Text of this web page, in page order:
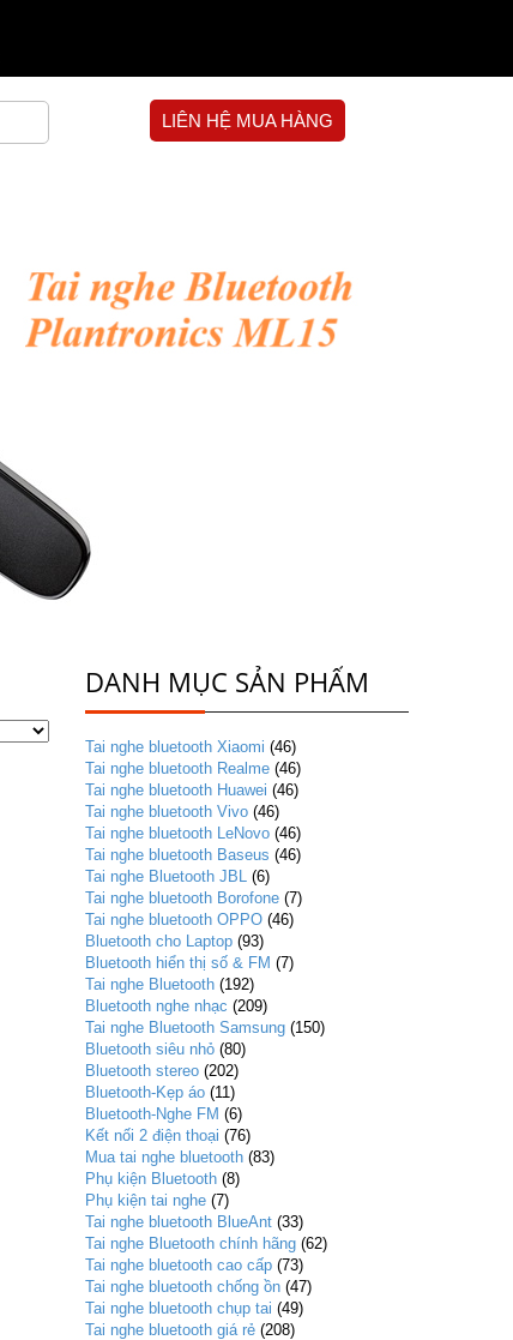
LIÊN HỆ MUA HÀNG
DANH MỤC SẢN PHẨM
Tai nghe bluetooth Xiaomi (46)
Tai nghe bluetooth Realme (46)
Tai nghe bluetooth Huawei (46)
Tai nghe bluetooth Vivo (46)
Tai nghe bluetooth LeNovo (46)
Tai nghe bluetooth Baseus (46)
Tai nghe Bluetooth JBL (6)
Tai nghe bluetooth Borofone (7)
Tai nghe bluetooth OPPO (46)
Bluetooth cho Laptop (93)
Bluetooth hiển thị số & FM (7)
Tai nghe Bluetooth (192)
Bluetooth nghe nhạc (209)
Tai nghe Bluetooth Samsung (150)
Bluetooth siêu nhỏ (80)
Bluetooth stereo (202)
Bluetooth-Kẹp áo (11)
Bluetooth-Nghe FM (6)
Kết nối 2 điện thoại (76)
Mua tai nghe bluetooth (83)
Phụ kiện Bluetooth (8)
Phụ kiện tai nghe (7)
Tai nghe bluetooth BlueAnt (33)
Tai nghe Bluetooth chính hãng (62)
Tai nghe bluetooth cao cấp (73)
Tai nghe bluetooth chống ồn (47)
Tai nghe bluetooth chụp tai (49)
Tai nghe bluetooth giá rẻ (208)